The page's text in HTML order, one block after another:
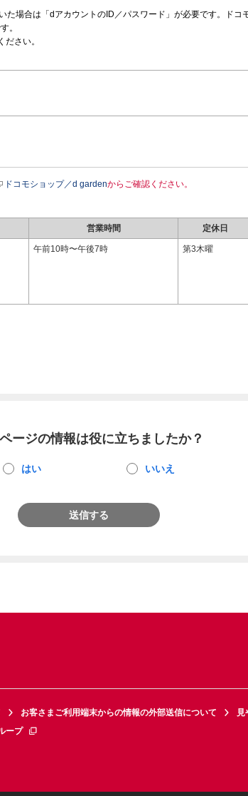
場合は「dアカウントのID／パスワード」が必要です。ドコ
。
ださい。
ドコモショップ／d gardenからご確認ください。
営業時間 定休日
午前10時〜午後7時 第3木曜
ージの情報は役に立ちましたか？
はい いいえ
送信する
お客さまご利用端末からの情報の外部送信について
見
ープ